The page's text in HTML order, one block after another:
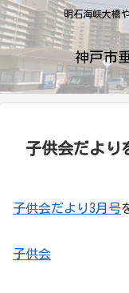
明石海峡大橋
神戸市
子供会だより
子供会だより3月号
子供会